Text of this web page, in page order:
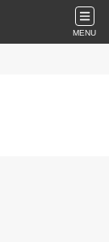
MENU